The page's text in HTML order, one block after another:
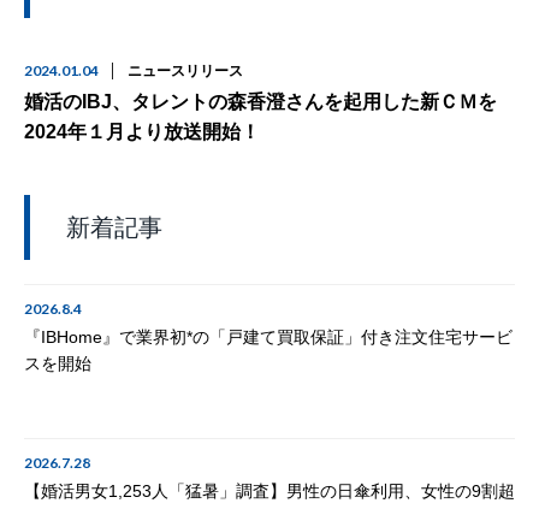
2024.01.04 ニュースリリース
婚活のIBJ、タレントの森香澄さんを起用した新ＣＭを
2024年１月より放送開始！
新着記事
2026.8.4
『IBHome』で業界初*の「戸建て買取保証」付き注文住宅サービ
スを開始
2026.7.28
【婚活男女1,253人「猛暑」調査】男性の日傘利用、女性の9割超